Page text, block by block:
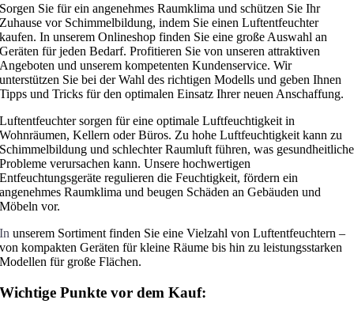
Sorgen Sie für ein angenehmes Raumklima und schützen Sie Ihr
Zuhause vor Schimmelbildung, indem Sie einen Luftentfeuchter
kaufen. In unserem Onlineshop finden Sie eine große Auswahl an
Geräten für jeden Bedarf. Profitieren Sie von unseren attraktiven
Angeboten und unserem kompetenten Kundenservice. Wir
unterstützen Sie bei der Wahl des richtigen Modells und geben Ihnen
Tipps und Tricks für den optimalen Einsatz Ihrer neuen Anschaffung.
Luftentfeuchter sorgen für eine optimale Luftfeuchtigkeit in
Wohnräumen, Kellern oder Büros. Zu hohe Luftfeuchtigkeit kann zu
Schimmelbildung und schlechter Raumluft führen, was gesundheitliche
Probleme verursachen kann. Unsere hochwertigen
Entfeuchtungsgeräte regulieren die Feuchtigkeit, fördern ein
angenehmes Raumklima und beugen Schäden an Gebäuden und
Möbeln vor.
In unserem Sortiment finden Sie eine Vielzahl von Luftentfeuchtern –
von kompakten Geräten für kleine Räume bis hin zu leistungsstarken
Modellen für große Flächen.
Wichtige Punkte vor dem Kauf: